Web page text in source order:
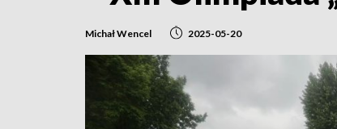
Michał Wencel 2025-05-20